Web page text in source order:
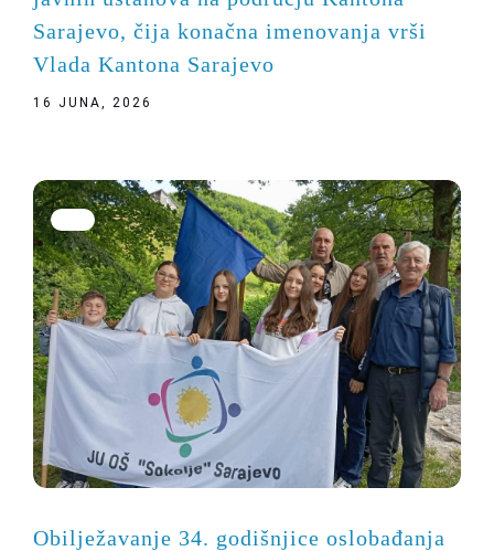
Sarajevo, čija konačna imenovanja vrši
Vlada Kantona Sarajevo
16 JUNA, 2026
Obilježavanje 34. godišnjice oslobađanja